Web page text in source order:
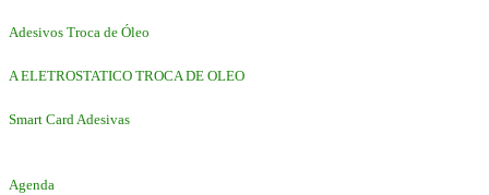
Adesivos Troca de Óleo
A ELETROSTATICO TROCA DE OLEO
Smart Card Adesivas
Agenda